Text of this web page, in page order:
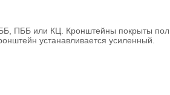
СББ, ПББ или КЦ. Кронштейны покрыты
устанавливается усиленный.